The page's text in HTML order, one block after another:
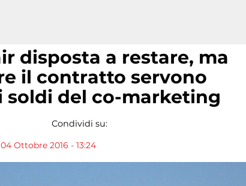
disposta a restare, ma
il contratto servono
soldi del co-marketing
Condividi su:
Ottobre 2016 - 13:24